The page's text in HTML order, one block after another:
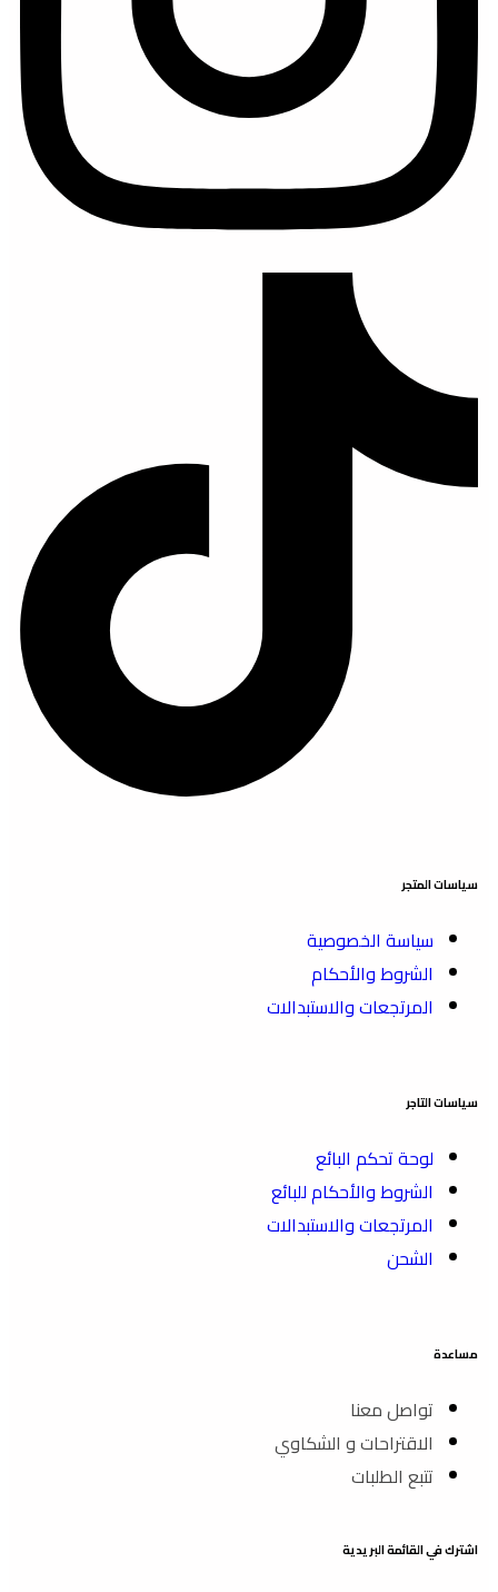
سياسات المتجر
سياسة الخصوصية
الشروط والأحكام
المرتجعات والاستبدالات
سياسات التاجر
لوحة تحكم البائع
الشروط والأحكام للبائع
المرتجعات والاستبدالات
الشحن
مساعدة
تواصل معنا
الاقتراحات و الشكاوي
تتبع الطلبات
اشترك في القائمة البريدية